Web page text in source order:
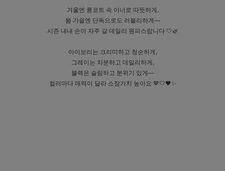
겨울엔 롱코트 속 이너로 따뜻하게,
봄·가을엔 단독으로도 러블리하게—
시즌 내내 손이 자주 갈 데일리 원피스랍니다 🤍🌿
아이보리는 크리미하고 청순하게,
그레이는 차분하고 데일리하게,
블랙은 슬림하고 분위기 있게—
컬러마다 매력이 달라 소장가치 높아요 🤎🤍🖤✨